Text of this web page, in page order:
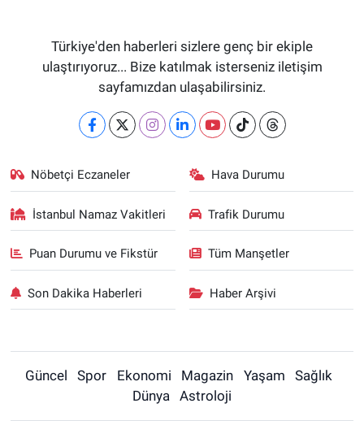
Türkiye'den haberleri sizlere genç bir ekiple
ulaştırıyoruz... Bize katılmak isterseniz iletişim
sayfamızdan ulaşabilirsiniz.
Nöbetçi Eczaneler Hava Durumu
İstanbul Namaz Vakitleri Trafik Durumu
Puan Durumu ve Fikstür Tüm Manşetler
Son Dakika Haberleri Haber Arşivi
Güncel Spor Ekonomi Magazin Yaşam
Sağlık
Dünya
Astroloji